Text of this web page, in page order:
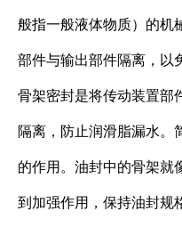
般指一般液体物质）的机
部件与输出部件隔离，以
骨架密封是将传动装置部
隔离，防止润滑脂漏水。
的作用。油封中的骨架就
到加强作用，保持油封规